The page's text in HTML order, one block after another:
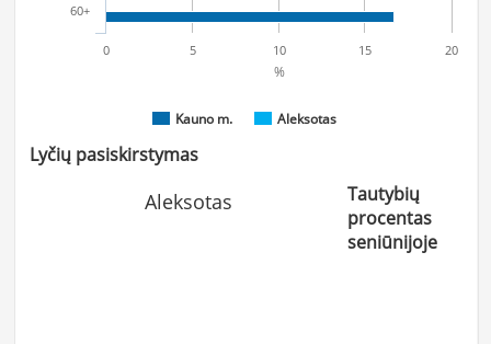
%
Kauno m. Aleksotas
60+
0 5 10 15 20
Lyčių pasiskirstymas
Aleksotas
Tautybių
procentas
seniūnijoje